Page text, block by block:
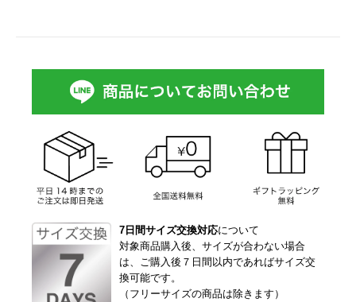
7日間サイズ交換対応について
対象商品購入後、サイズが合わない場合
は、ご購入後７日間以内であればサイズ交
換可能です。
（フリーサイズの商品は除きます）